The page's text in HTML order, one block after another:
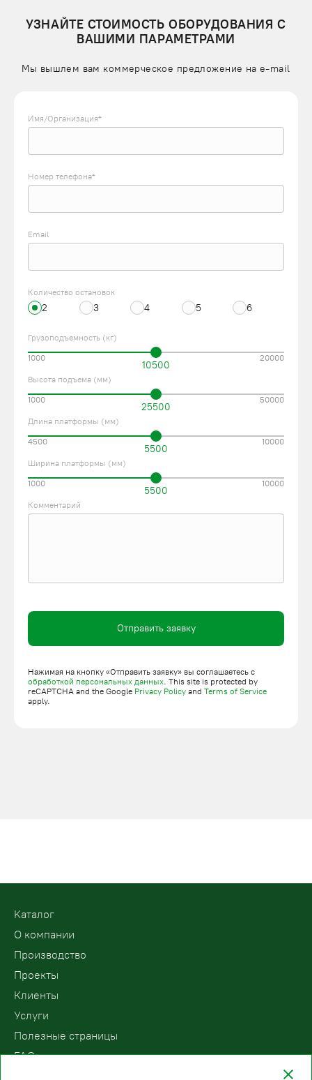
УЗНАЙТЕ СТОИМОСТЬ ОБОРУДОВАНИЯ С
ВАШИМИ ПАРАМЕТРАМИ
Мы вышлем вам коммерческое предложение на e-mail
Имя/Организация*
Номер телефона*
Email
Количество остановок
2 3 4 5 6
Грузоподъемность (кг)
10500
1000 20000
Высота подъема (мм)
25500
1000 50000
Длина платформы (мм)
5500
4500 10000
Ширина платформы (мм)
5500
1000 10000
Комментарий
Отправить заявку
Нажимая на кнопку «Отправить заявку» вы соглашаетесь с
обработкой персональных данных. This site is protected by
reCAPTCHA and the Google Privacy Policy and Terms of Service
apply.
Kаталог
О компании
Производство
Проекты
Клиенты
Услуги
Полезные страницы
FAQ